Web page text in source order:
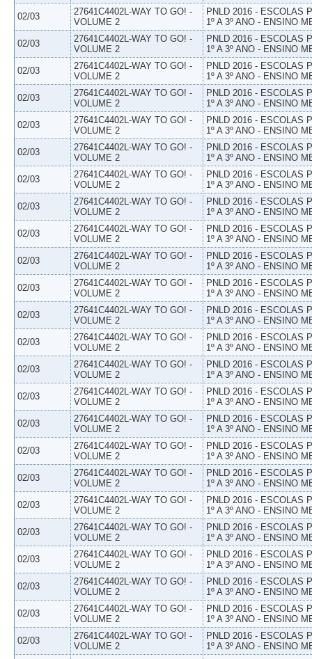
02/03
27641C4402L-WAY TO GO! -
VOLUME 2
PNLD 2016 - ESCOLAS
1º A 3º ANO - ENSINO
02/03
27641C4402L-WAY TO GO! -
VOLUME 2
PNLD 2016 - ESCOLAS
1º A 3º ANO - ENSINO
02/03
27641C4402L-WAY TO GO! -
VOLUME 2
PNLD 2016 - ESCOLAS
1º A 3º ANO - ENSINO
02/03
27641C4402L-WAY TO GO! -
VOLUME 2
PNLD 2016 - ESCOLAS
1º A 3º ANO - ENSINO
02/03
27641C4402L-WAY TO GO! -
VOLUME 2
PNLD 2016 - ESCOLAS
1º A 3º ANO - ENSINO
02/03
27641C4402L-WAY TO GO! -
VOLUME 2
PNLD 2016 - ESCOLAS
1º A 3º ANO - ENSINO
02/03
27641C4402L-WAY TO GO! -
VOLUME 2
PNLD 2016 - ESCOLAS
1º A 3º ANO - ENSINO
02/03
27641C4402L-WAY TO GO! -
VOLUME 2
PNLD 2016 - ESCOLAS
1º A 3º ANO - ENSINO
02/03
27641C4402L-WAY TO GO! -
VOLUME 2
PNLD 2016 - ESCOLAS
1º A 3º ANO - ENSINO
02/03
27641C4402L-WAY TO GO! -
VOLUME 2
PNLD 2016 - ESCOLAS
1º A 3º ANO - ENSINO
02/03
27641C4402L-WAY TO GO! -
VOLUME 2
PNLD 2016 - ESCOLAS
1º A 3º ANO - ENSINO
02/03
27641C4402L-WAY TO GO! -
VOLUME 2
PNLD 2016 - ESCOLAS
1º A 3º ANO - ENSINO
02/03
27641C4402L-WAY TO GO! -
VOLUME 2
PNLD 2016 - ESCOLAS
1º A 3º ANO - ENSINO
02/03
27641C4402L-WAY TO GO! -
VOLUME 2
PNLD 2016 - ESCOLAS
1º A 3º ANO - ENSINO
02/03
27641C4402L-WAY TO GO! -
VOLUME 2
PNLD 2016 - ESCOLAS
1º A 3º ANO - ENSINO
02/03
27641C4402L-WAY TO GO! -
VOLUME 2
PNLD 2016 - ESCOLAS
1º A 3º ANO - ENSINO
02/03
27641C4402L-WAY TO GO! -
VOLUME 2
PNLD 2016 - ESCOLAS
1º A 3º ANO - ENSINO
02/03
27641C4402L-WAY TO GO! -
VOLUME 2
PNLD 2016 - ESCOLAS
1º A 3º ANO - ENSINO
02/03
27641C4402L-WAY TO GO! -
VOLUME 2
PNLD 2016 - ESCOLAS
1º A 3º ANO - ENSINO
02/03
27641C4402L-WAY TO GO! -
VOLUME 2
PNLD 2016 - ESCOLAS
1º A 3º ANO - ENSINO
02/03
27641C4402L-WAY TO GO! -
VOLUME 2
PNLD 2016 - ESCOLAS
1º A 3º ANO - ENSINO
02/03
27641C4402L-WAY TO GO! -
VOLUME 2
PNLD 2016 - ESCOLAS
1º A 3º ANO - ENSINO
02/03
27641C4402L-WAY TO GO! -
VOLUME 2
PNLD 2016 - ESCOLAS
1º A 3º ANO - ENSINO
02/03
27641C4402L-WAY TO GO! -
VOLUME 2
PNLD 2016 - ESCOLAS
1º A 3º ANO - ENSINO